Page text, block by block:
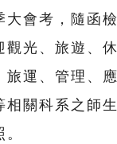
大會考，隨函
光、旅遊、
運、管理、
相關科系之師